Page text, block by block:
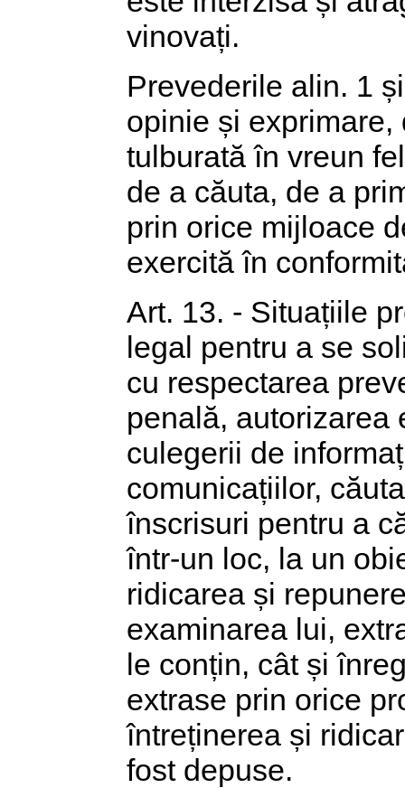
vinovați.
Prevederile alin. 1
opinie și
tulburată în vreun
de a căuta, de a
prin orice mijloace
exercită în
Art. 13. - Situațiile
legal pentru a se
cu respectarea
penală, autorizarea
culegerii de
comunicațiilor,
înscrisuri pentru a
într-un loc, la un
ridicarea și
examinarea lui,
le conțin, cât și
extrase prin orice
întreținerea și
fost depuse.